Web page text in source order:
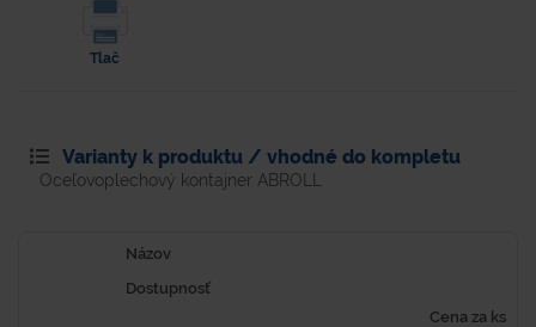
Tlač
Varianty k produktu / vhodné do kompletu
Oceľovoplechový kontajner ABROLL
Názov
Dostupnosť
Cena za ks